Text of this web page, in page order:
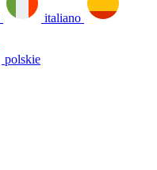
italiano
polskie